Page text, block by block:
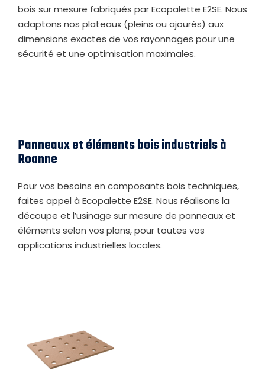
bois sur mesure fabriqués par Ecopalette E2SE. Nous
adaptons nos plateaux (pleins ou ajourés) aux
dimensions exactes de vos rayonnages pour une
sécurité et une optimisation maximales.
Panneaux et éléments bois industriels à
Roanne
Pour vos besoins en composants bois techniques,
faites appel à Ecopalette E2SE. Nous réalisons la
découpe et l’usinage sur mesure de panneaux et
éléments selon vos plans, pour toutes vos
applications industrielles locales.